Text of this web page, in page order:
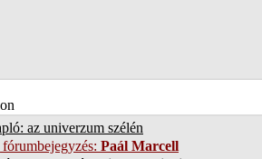
az univerzum szélén
Paál Marcell